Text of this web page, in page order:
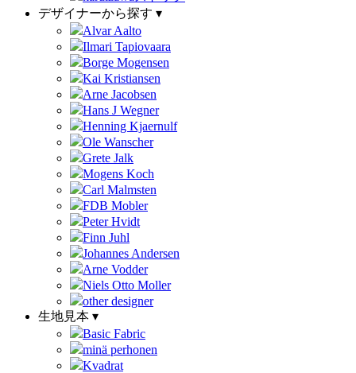
デザイナーから探す ▾
Alvar Aalto
Ilmari Tapiovaara
Borge Mogensen
Kai Kristiansen
Arne Jacobsen
Hans J Wegner
Henning Kjaernulf
Ole Wanscher
Grete Jalk
Mogens Koch
Carl Malmsten
FDB Mobler
Peter Hvidt
Finn Juhl
Johannes Andersen
Arne Vodder
Niels Otto Moller
other designer
生地見本 ▾
Basic Fabric
minä perhonen
Kvadrat